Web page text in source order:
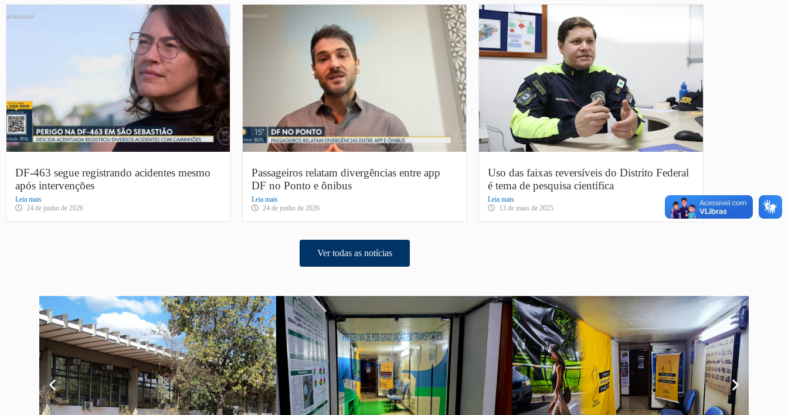
DF-463 segue registrando acidentes mesmo
após intervenções
Leia mais
24 de junho de 2026
Passageiros relatam divergências entre app
DF no Ponto e ônibus
Leia mais
24 de junho de 2026
Uso das faixas reversíveis do Distrito Federal
é tema de pesquisa científica
Leia mais
13 de maio de 2025
Ver todas as notícias